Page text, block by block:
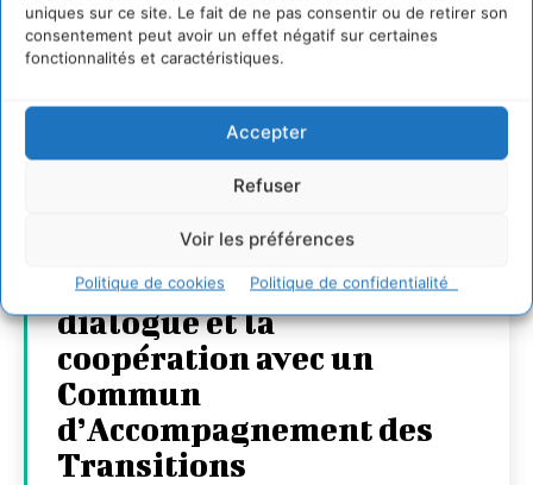
uniques sur ce site. Le fait de ne pas consentir ou de retirer son
consentement peut avoir un effet négatif sur certaines
fonctionnalités et caractéristiques.
Accepter
Refuser
Voir les préférences
Politique de cookies Politique de confidentialité
Transformer les
territoires par le
dialogue et la
coopération avec un
Commun
d’Accompagnement des
Transitions